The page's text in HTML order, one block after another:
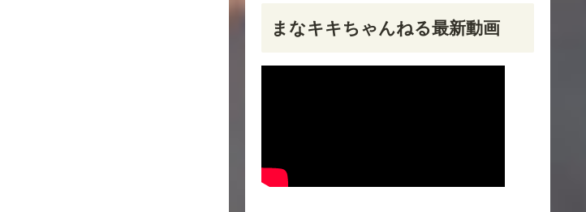
まなキキちゃんねる最新動画